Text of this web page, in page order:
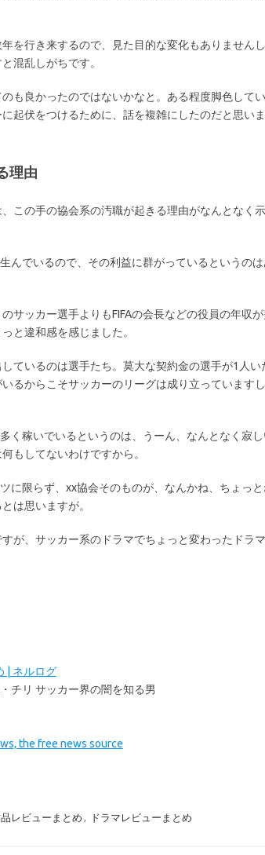
を行き来するので、見た目的な変化もありません
混乱しがちです。
も良かったのではないかなと。ある程度脚色して
起伏をつけるために、話を複雑にしたのだと思い
理由
この手の協会系の汚職が起きる理由がなんとなく
んでいるので、その利益に群がっているというのは
サッカー選手よりもFIFAの会長などの役員の年収が
と違和感を感じました。
ているのは選手たち。莫大な契約金の選手が1人い
るからこそサッカーのリーグは成り立っています
く稼いでいるというのは、うーん、なんとなく寂し
もしてないわけですから。
に限らず、xx協会そのものが、なんかね、ちょっ
は思いますが。
が、サッカー系のドラマでちょっと変わったドラ
| ネルログ
チリ サッカー界の闇を知る男
the free news source
レビューまとめ , ドラマレビューまとめ